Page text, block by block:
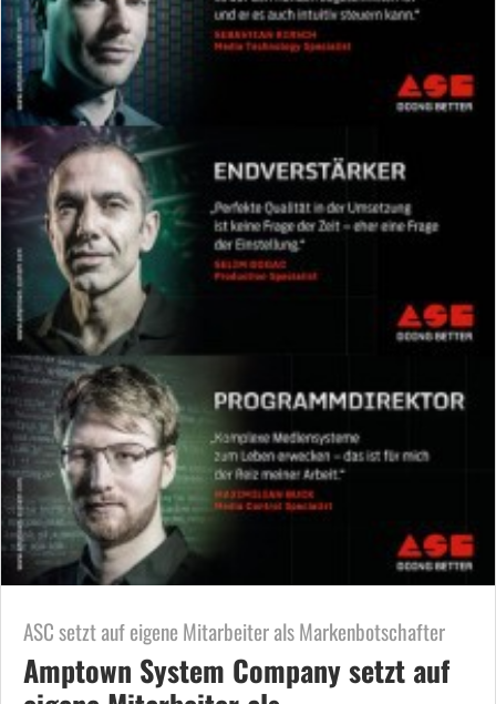
ASC setzt auf eigene Mitarbeiter als Markenbotschafter
Amptown System Company setzt auf